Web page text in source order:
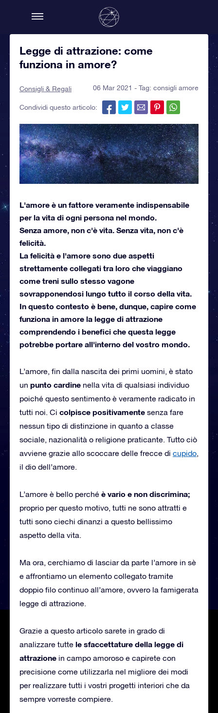
Legge di attrazione: come
funziona in amore?
Consigli & Regali 06 Mar 2021 - Tag: consigli amore
Condividi questo articolo:
L'amore è un fattore veramente indispensabile
per la vita di ogni persona nel mondo.
Senza amore, non c'è vita. Senza vita, non c'è
felicità.
La felicità e l'amore sono due aspetti
strettamente collegati tra loro che viaggiano
come treni sullo stesso vagone
sovrapponendosi lungo tutto il corso della vita.
In questo contesto è bene, dunque, capire come
funziona in amore la legge di attrazione
comprendendo i benefici che questa legge
potrebbe portare all'interno del vostro mondo.
L’amore, fin dalla nascita dei primi uomini, è stato
un punto cardine nella vita di qualsiasi individuo
poiché questo sentimento è veramente radicato in
tutti noi. Ci colpisce positivamente senza fare
nessun tipo di distinzione in quanto a classe
sociale, nazionalità o religione praticante. Tutto ciò
avviene grazie allo scoccare delle frecce di cupido,
il dio dell’amore.
L’amore è bello perché è vario e non discrimina;
proprio per questo motivo, tutti ne sono attratti e
tutti sono ciechi dinanzi a questo bellissimo
aspetto della vita.
Ma ora, cerchiamo di lasciar da parte l’amore in sè
e affrontiamo un elemento collegato tramite
doppio filo continuo all’amore, ovvero la famigerata
legge di attrazione.
Grazie a questo articolo sarete in grado di
analizzare tutte le sfaccettature della legge di
attrazione in campo amoroso e capirete con
precisione come utilizzarla nel migliore dei modi
per realizzare tutti i vostri progetti interiori che da
sempre vorreste compiere.